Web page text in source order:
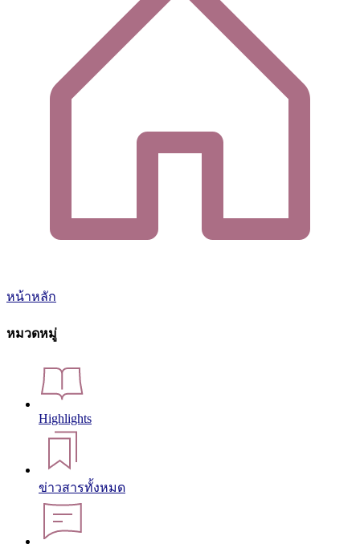
หน้าหลัก
หมวดหมู่
Highlights
ข่าวสารทั้งหมด